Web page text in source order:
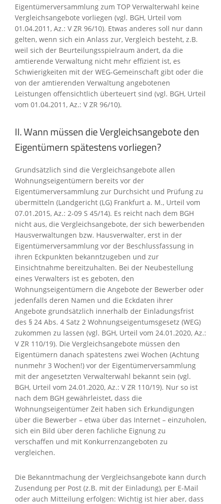
Eigentümerversammlung zum TOP Verwalterwahl keine
Vergleichsangebote vorliegen (vgl. BGH, Urteil vom
01.04.2011, Az.: V ZR 96/10). Etwas anderes soll nur dann
gelten, wenn sich ein Anlass zur, Vergleich besteht, z.B.
weil sich der Beurteilungsspielraum ändert, da die
amtierende Verwaltung nicht mehr effizient ist, es
Schwierigkeiten mit der WEG-Gemeinschaft gibt oder die
von der amtierenden Verwaltung angebotenen
Leistungen offensichtlich überteuert sind (vgl. BGH, Urteil
vom 01.04.2011, Az.: V ZR 96/10).
II. Wann müssen die Vergleichsangebote den
Eigentümern spätestens vorliegen?
Grundsätzlich sind die Vergleichsangebote allen
Wohnungseigentümern bereits vor der
Eigentümerversammlung zur Durchsicht und Prüfung zu
übermitteln (Landgericht (LG) Frankfurt a. M., Urteil vom
07.01.2015, Az.: 2-09 S 45/14). Es reicht nach dem BGH
nicht aus, die Vergleichsangebote, der sich bewerbenden
Hausverwaltungen bzw. Hausverwalter, erst in der
Eigentümerversammlung vor der Beschlussfassung in
ihren Eckpunkten bekanntzugeben und zur
Einsichtnahme bereitzuhalten. Bei der Neubestellung
eines Verwalters ist es geboten, den
Wohnungseigentümern die Angebote der Bewerber oder
jedenfalls deren Namen und die Eckdaten ihrer
Angebote grundsätzlich innerhalb der Einladungsfrist
des § 24 Abs. 4 Satz 2 Wohnungseigentumsgesetz (WEG)
zukommen zu lassen (vgl. BGH, Urteil vom 24.01.2020, Az.:
V ZR 110/19). Die Vergleichsangebote müssen den
Eigentümern danach spätestens zwei Wochen (Achtung
nunmehr 3 Wochen!) vor der Eigentümerversammlung
mit der angesetzten Verwalterwahl bekannt sein (vgl.
BGH, Urteil vom 24.01.2020, Az.: V ZR 110/19). Nur so ist
nach dem BGH gewährleistet, dass die
Wohnungseigentümer Zeit haben sich Erkundigungen
über die Bewerber – etwa über das Internet – einzuholen,
sich ein Bild über deren fachliche Eignung zu
verschaffen und mit Konkurrenzangeboten zu
vergleichen.
Die Bekanntmachung der Vergleichsangebote kann durch
Zusendung per Post (z.B. mit der Einladung), per E-Mail
oder auch Mitteilung erfolgen: Wichtig ist hier aber, dass